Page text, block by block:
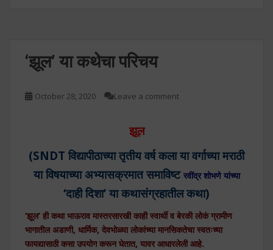
‘झूल’ या कथेचा परिचय
October 28, 2020 Leave a comment
झूल
(SNDT विद्यापीठाच्या तृतीय वर्ष कला या वर्गाच्या मराठी
या विषयाच्या अभ्यासक्रमात समाविष्ट रवींद्र शोभणे यांच्या
‘दाही दिशा’ या कथासंग्रहातील कथा)
‘झूल’ ही कथा भाऊराव मास्तरसारखी काही स्वार्थी व बेरकी लोकं ग्रामीण
भागातील अडाणी, धार्मिक, देवभोळ्या लोकांच्या मानसिकतेचा स्वतःच्या
फायद्यासाठी कसा उपयोग करून घेतात, यावर आधारलेली आहे.